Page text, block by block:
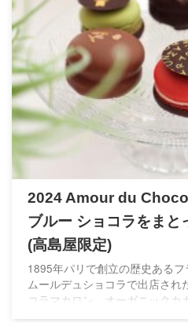
2024 Amour du
ブルー ショコラをまと
(高島屋限定)
1895年パリで創立の歴史ある
ムールデュショコラで出店され
コラマカロン。オーガニックカ